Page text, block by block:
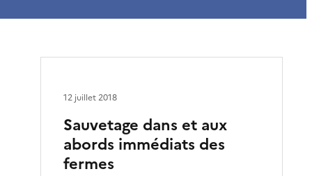
Sauvetage dans et aux
abords immédiats des
fermes
12 juillet 2018